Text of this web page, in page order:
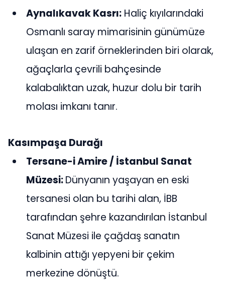
Aynalıkavak Kasrı: Haliç kıyılarındaki
Osmanlı saray mimarisinin günümüze
ulaşan en zarif örneklerinden biri olarak,
ağaçlarla çevrili bahçesinde
kalabalıktan uzak, huzur dolu bir tarih
molası imkanı tanır.
Kasımpaşa Durağı
Tersane-i Amire / İstanbul Sanat
Müzesi:Dünyanın yaşayan en eski
tersanesi olan bu tarihi alan, İBB
tarafından şehre kazandırılan İstanbul
Sanat Müzesi ile çağdaş sanatın
kalbinin attığı yepyeni bir çekim
merkezine dönüştü.